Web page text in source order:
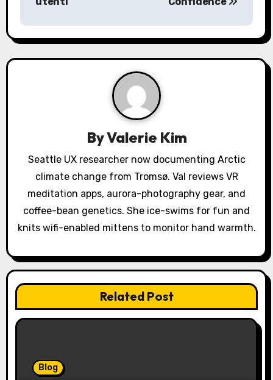
a
v
o
ByValerie Kim
Seattle UX researcher now documenting Arctic
climate change from Tromsø. Val reviews VR
meditation apps, aurora-photography gear, and
coffee-bean genetics. She ice-swims for fun and
knits wifi-enabled mittens to monitor hand warmth.
Related Post
Blog